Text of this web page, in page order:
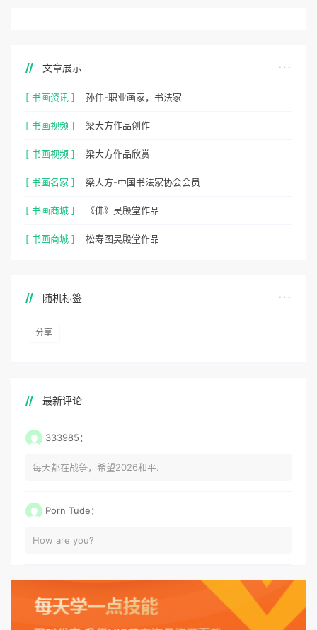
文章展示
[ 书画资讯 ] 孙伟-职业画家，书法家
[ 书画视频 ] 梁大方作品创作
[ 书画视频 ] 梁大方作品欣赏
[ 书画名家 ] 梁大方-中国书法家协会会员
[ 书画商城 ] 《佛》吴殿堂作品
[ 书画商城 ] 松寿图吴殿堂作品
随机标签
分享
最新评论
333985：
每天都在战争，希望2026和平.
Porn Tude：
How are you?